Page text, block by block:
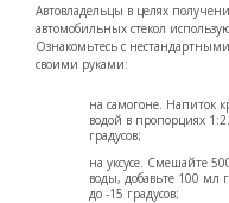
Автовладельцы в целях
автомобильных стекол
Ознакомьтесь с
своими руками:
на самогоне. Напиток
водой в пропорциях
градусов;
на уксусе. Смешайте
воды, добавьте 100 мл
до -15 градусов;